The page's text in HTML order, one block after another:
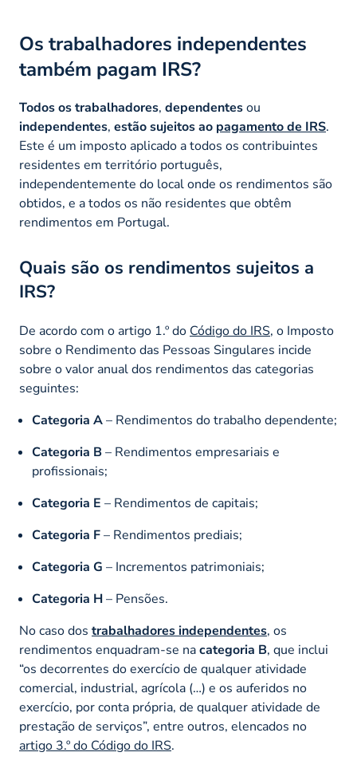
Os trabalhadores independentes
também pagam IRS?
Todos os trabalhadores, dependentesou
independentes, estão sujeitos ao pagamento de IRS.
Este é um imposto aplicado a todos os contribuintes
residentes em território português,
independentemente do local onde os rendimentos são
obtidos, e a todos os não residentes que obtêm
rendimentos em Portugal.
Quais são os rendimentos sujeitos a
IRS?
De acordo com o artigo 1.º do Código do IRS, o Imposto
sobre o Rendimento das Pessoas Singulares incide
sobre o valor anual dos rendimentos das categorias
seguintes:
Categoria A– Rendimentos do trabalho dependente;
Categoria B– Rendimentos empresariais e
profissionais;
Categoria E – Rendimentos de capitais;
Categoria F– Rendimentos prediais;
Categoria G – Incrementos patrimoniais;
Categoria H– Pensões.
No caso dos trabalhadores independentes, os
rendimentos enquadram-se nacategoria B, que inclui
“os decorrentes do exercício de qualquer atividade
comercial, industrial, agrícola (…) e os auferidos no
exercício, por conta própria, de qualquer atividade de
prestação de serviços”, entre outros, elencados no
artigo 3.º do Código do IRS.